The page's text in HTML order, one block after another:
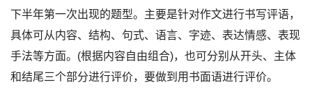
下半年第一次出现的题型。主要是针对作文进行书写评语，
具体可从内容、结构、句式、语言、字迹、表达情感、表现
手法等方面。(根据内容自由组合)，也可分别从开头、主体
和结尾三个部分进行评价，要做到用书面语进行评价。